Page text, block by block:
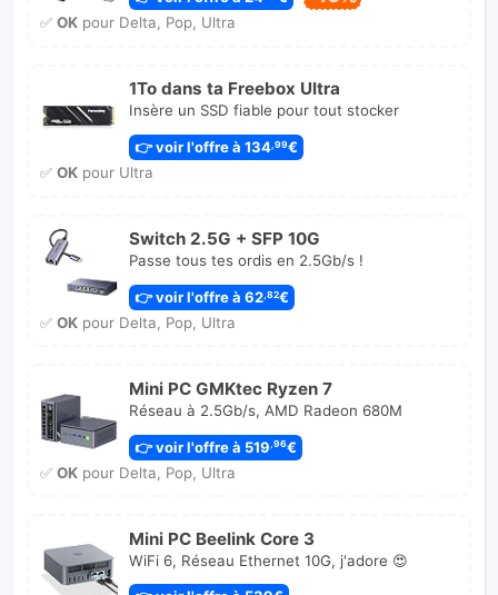
✅ OKpour Delta, Pop, Ultra
1To dans ta Freebox Ultra
Insère un SSD fiable pour tout stocker
👉 voir l'offre à 134 ,99€
✅ OKpour Ultra
Switch 2.5G + SFP 10G
Passe tous tes ordis en 2.5Gb/s !
👉 voir l'offre à 62,82€
✅ OKpour Delta, Pop, Ultra
Mini PC GMKtec Ryzen 7
Réseau à 2.5Gb/s, AMD Radeon 680M
👉 voir l'offre à 519,96€
✅ OKpour Delta, Pop, Ultra
Mini PC Beelink Core 3
WiFi 6, Réseau Ethernet 10G, j'adore 😍